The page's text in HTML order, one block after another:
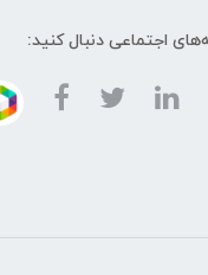
اجتماعی دنبال کنید: